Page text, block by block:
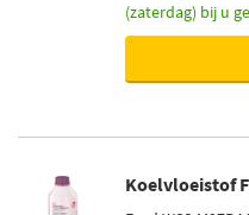
(zaterdag) bij u
Koelvloeistof